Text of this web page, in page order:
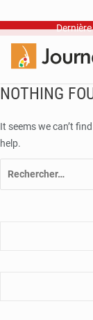
NOTHING
It seems we can’t
help.